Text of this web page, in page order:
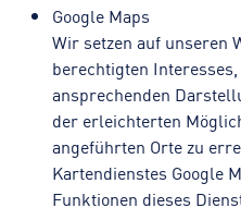
Google Maps
Wir setzen auf unseren
berechtigten
ansprechenden
der erleichterten
angeführten Orte zu
Kartendienstes Google
Funktionen dieses